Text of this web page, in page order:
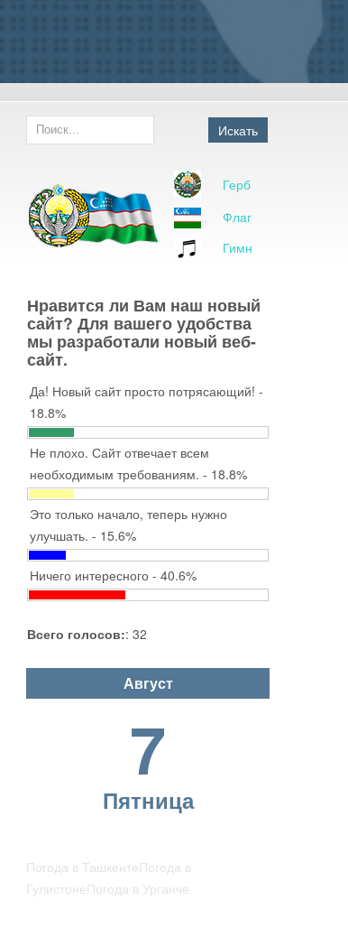
Искать
Герб
Флаг
Гимн
Нравится ли Вам наш новый
сайт? Для вашего удобства
мы разработали новый веб-
сайт.
Да! Новый сайт просто потрясающий! -
18.8%
Не плохо. Сайт отвечает всем
необходимым требованиям. - 18.8%
Это только начало, теперь нужно
улучшать. - 15.6%
Ничего интересного - 40.6%
Всего голосов:: 32
Август
7
Пятница
Погода в ТашкентеПогода в
ГулистонеПогода в Урганче